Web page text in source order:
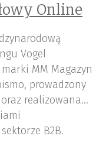
Online
Vogel
MM Magazyn
prowadzony
realizowana
B2B.